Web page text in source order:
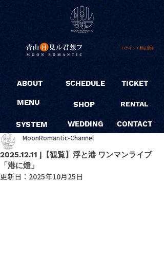
ログイン / 新規登録
ABOUT
MENU
SYSTEM
SCHEDULE
SHOP
WEDDING
TICKET
RENTAL
CONTACT
2025.12.11 |【観覧】浮と港 ワンマンライブ
「港に燈」
MoonRomantic-Channel
更新日： 2025年10月25日